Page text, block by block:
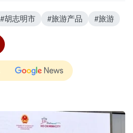
#胡志明市 #旅游产品 #旅游